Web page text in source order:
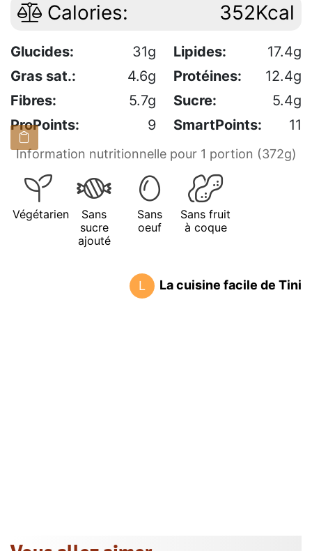
Calories: 352Kcal
Glucides: 31g Lipides:
17.4g
Gras sat.:
4.6g Protéines:
12.4g
Fibres:
5.7g Sucre:
5.4g
ProPoints:
9 SmartPoints: 11
Information nutritionnelle pour 1 portion (372g)
Végétarien
Sans
sucre
ajouté
Sans
oeuf
Sans fruit
à coque
L La cuisine facile de Tini